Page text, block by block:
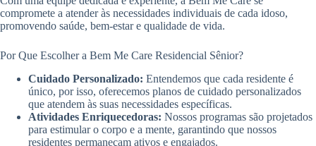
compromete a atender às necessidades individuais de cada idoso,
promovendo saúde, bem-estar e qualidade de vida.
Por Que Escolher a Bem Me Care Residencial Sênior?
Cuidado Personalizado: Entendemos que cada residente é
único, por isso, oferecemos planos de cuidado personalizados
que atendem às suas necessidades específicas.
Atividades Enriquecedoras: Nossos programas são projetados
para estimular o corpo e a mente, garantindo que nossos
residentes permaneçam ativos e engajados.